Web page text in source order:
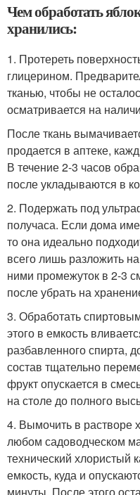
Чем обработать
хранились:
1. Протереть
глицерином.
тканью, чтобы не
осматривается на
После ткань
продается в аптеке,
В течение 2-3 часов
после укладываются в
2. Подержать под
получаса. Если дома
то она идеально
всего лишь разложить
ними промежуток в 2-3
после убрать на
3. Обработать
этого в емкость
разбавленного спирта,
состав тщательно
фрукт опускается в
на столе до полного
4. Вымочить в растворе
любом садоводческом
технический хлористый
емкость, куда и